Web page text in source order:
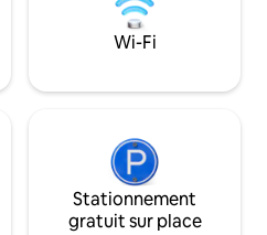
commodités :
ustensiles de
parasol et
Wi-Fi
Stationnement
gratuit sur place